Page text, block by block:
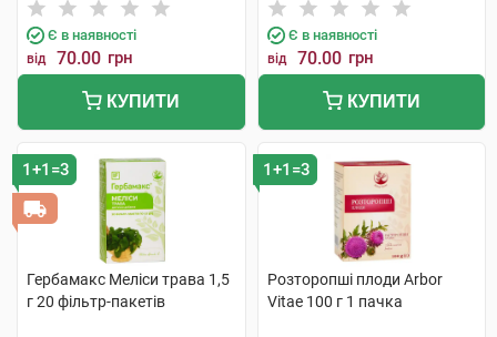
Є в наявності
від 70.00 грн
КУПИТИ
Є в наявності
від 70.00 грн
КУПИТИ
1+1=3
Гербамакс Меліси трава 1,5
г 20 фільтр-пакетів
1+1=3
Розторопші плоди Arbor
Vitae 100 г 1 пачка